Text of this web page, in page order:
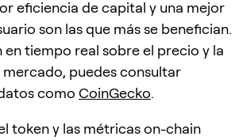
eficiencia de capital y una mejor
son las que más se benefician.
tiempo real sobre el precio y la
puedes consultar
como CoinGecko.
token y las métricas on-chain